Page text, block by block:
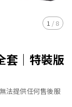
1 / 8
套｜特裝版
法提供任何售後服